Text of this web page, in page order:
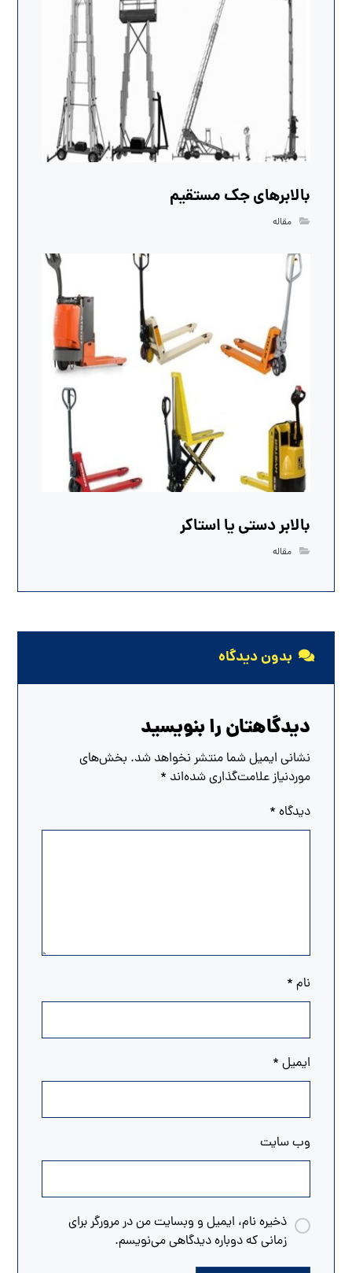
بالابرهای جک مستقیم
مقاله
بالابر دستی یا استاکر
مقاله
بدون دیدگاه
دیدگاهتان را بنویسید
نشانی ایمیل شما منتشر نخواهد شد. بخش‌های
موردنیاز علامت‌گذاری شده‌اند *
دیدگاه *
نام *
ایمیل *
وب‌ سایت
ذخیره نام، ایمیل و وبسایت من در مرورگر برای
زمانی که دوباره دیدگاهی می‌نویسم.